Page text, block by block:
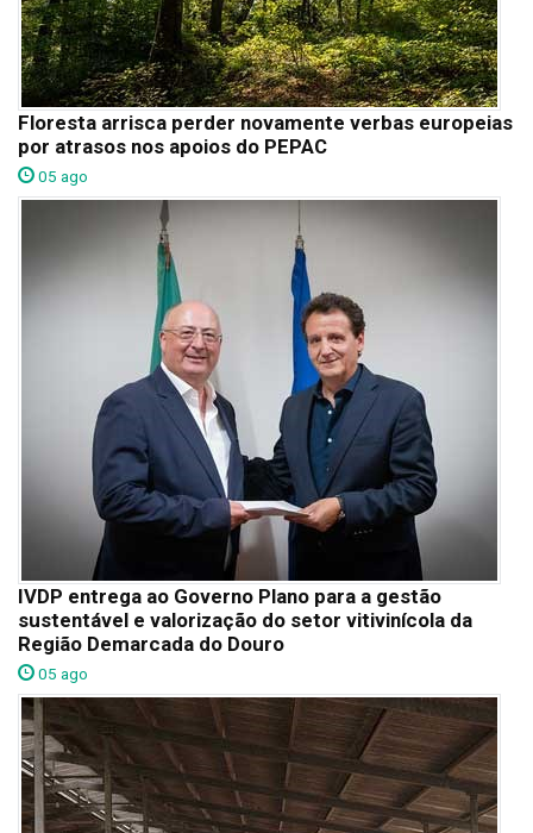
Floresta arrisca perder novamente verbas europeias
por atrasos nos apoios do PEPAC
05 ago
IVDP entrega ao Governo Plano para a gestão
sustentável e valorização do setor vitivinícola da
Região Demarcada do Douro
05 ago